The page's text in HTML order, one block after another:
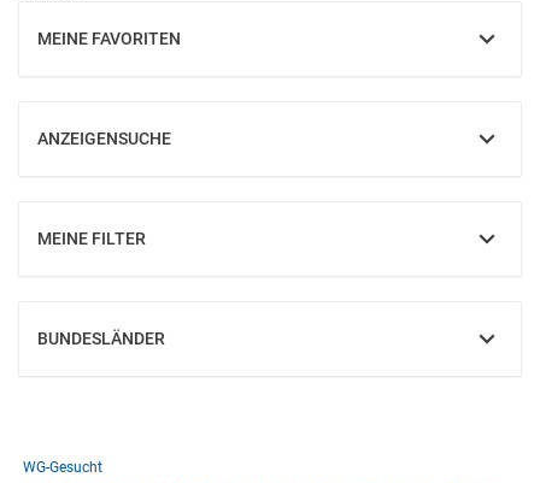
MEINE FAVORITEN
EINBLENDEN
ANZEIGENSUCHE
EINBLENDEN
MEINE FILTER
EINBLENDEN
BUNDESLÄNDER
EINBLENDEN
WG-Gesucht